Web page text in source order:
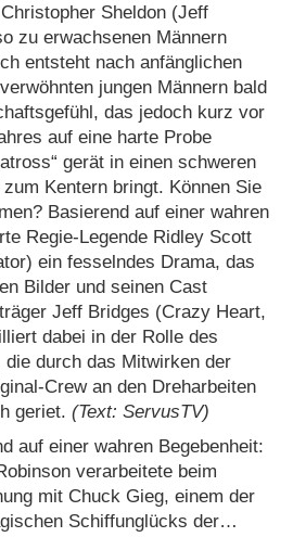
Sheldon (Jeff
zu erwachsenen Männern
entsteht nach anfänglichen
jungen Männern bald
das jedoch kurz vor
auf eine harte Probe
gerät in einen schweren
Kentern bringt. Können Sie
Basierend auf einer wahren
Regie-Legende Ridley Scott
ein fesselndes Drama, das
Bilder und seinen Cast
Jeff Bridges (Crazy Heart,
dabei in der Rolle des
durch das Mitwirken der
Crew an den Dreharbeiten
geriet. (Text: ServusTV)
auf einer wahren Begebenheit:
verarbeitete beim
mit Chuck Gieg, einem der
Schiffunglücks der